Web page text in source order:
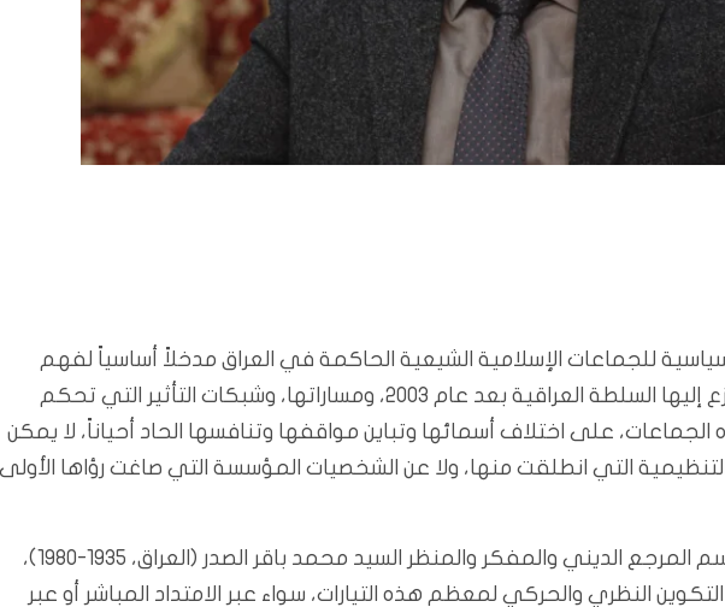
للجماعات الإسلامية الشيعية الحاكمة في العراق مدخلاً أساسياً لفهم
طبيعة الرمزية الایديولوجیة التي تنزع إليها السلطة العراقية بعد عام ٢٠٠٣، ومساراتها، وشبكات التأثير التي تحكم
الجماعات، على اختلاف أسمائها وتباين مواقفها وتنافسها الحاد أحياناً، لا يمكن
التي انطلقت منها، ولا عن الشخصيات المؤسسة التي صاغت رؤاها الأولى
وفي مقدمة هذه المرجعيات يبرز اسم المرجع الديني والمفكر والمنظر السيد محمد باقر الصدر (العراق، 1935-1980)،
النظري والحركي لمعظم هذه التيارات، سواء عبر الامتداد المباشر أو عبر